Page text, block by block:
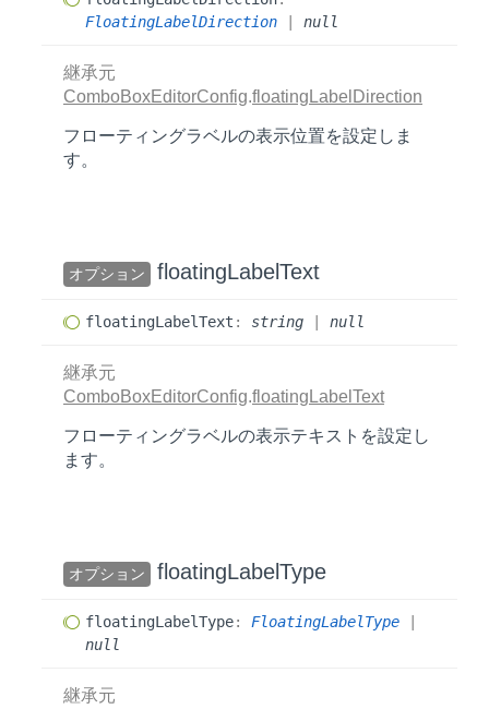
FloatingLabelDirection
null
継承元
ComboBoxEditorConfig.floatingLabelDirection
フローティングラベルの表示位置を設定しま
す。
オプション floatingLabelText
floatingLabelText : string null
継承元
ComboBoxEditorConfig.floatingLabelText
フローティングラベルの表示テキストを設定し
ます。
オプション floatingLabelType
floatingLabelType: FloatingLabelType
null
継承元